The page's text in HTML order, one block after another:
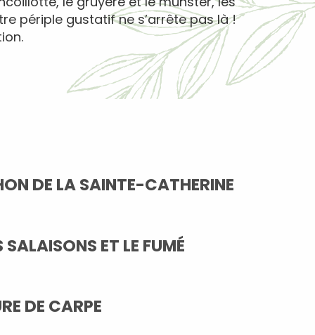
périple gustatif ne s’arrête pas là !
DE LA SAINTE-CATHERINE
SALAISONS ET LE FUMÉ
DE CARPE